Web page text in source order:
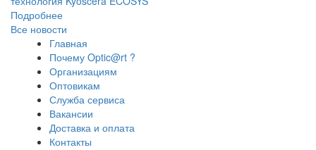
Подробнее
Все новости
Главная
Почему Optic@rt ?
Организациям
Оптовикам
Служба сервиса
Вакансии
Доставка и оплата
Контакты